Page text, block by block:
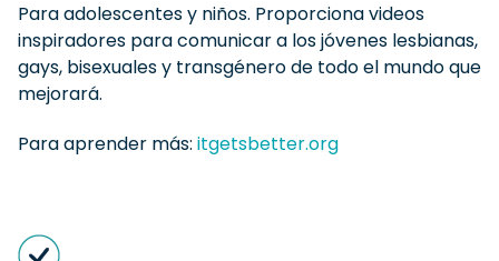
Para adolescentes y niños. Proporciona videos
inspiradores para comunicar a los jóvenes lesbianas,
gays, bisexuales y transgénero de todo el mundo que
mejorará.
Para aprender más: itgetsbetter.org